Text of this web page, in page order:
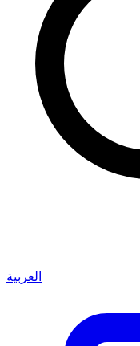
العربية